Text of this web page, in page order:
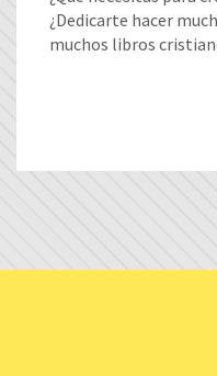
¿Dedicarte hacer
muchos libros